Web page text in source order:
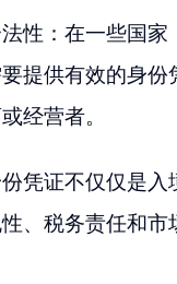
性：在一些国家
提供有效的身份
经营者。
凭证不仅仅是入
、税务责任和市